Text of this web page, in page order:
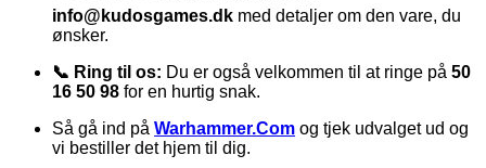
info@kudosgames.dk med detaljer om den vare, du
ønsker.
📞 Ring til os: Du er også velkommen til at ringe på 50
16 50 98 for en hurtig snak.
Så gå ind på Warhammer.Com og tjek udvalget ud og
vi bestiller det hjem til dig.